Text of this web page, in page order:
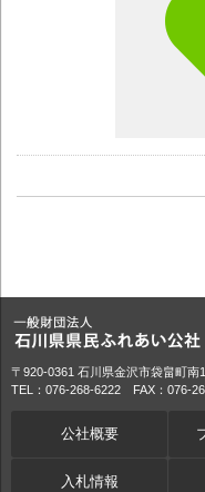
〒920-0361 石川県金沢市袋畠町
TEL：076-268-6222 FAX：076-
公社概要
入札情報